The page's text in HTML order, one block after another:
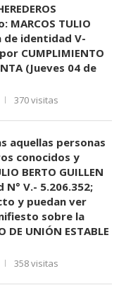
MARCOS TULIO
de identidad V-
CUMPLIMIENTO
(Jueves 04 de
370 visitas
aquellas personas
conocidos y
BERTO GUILLEN
V.- 5.206.352;
y puedan ver
sobre la
UNIÓN ESTABLE
358 visitas